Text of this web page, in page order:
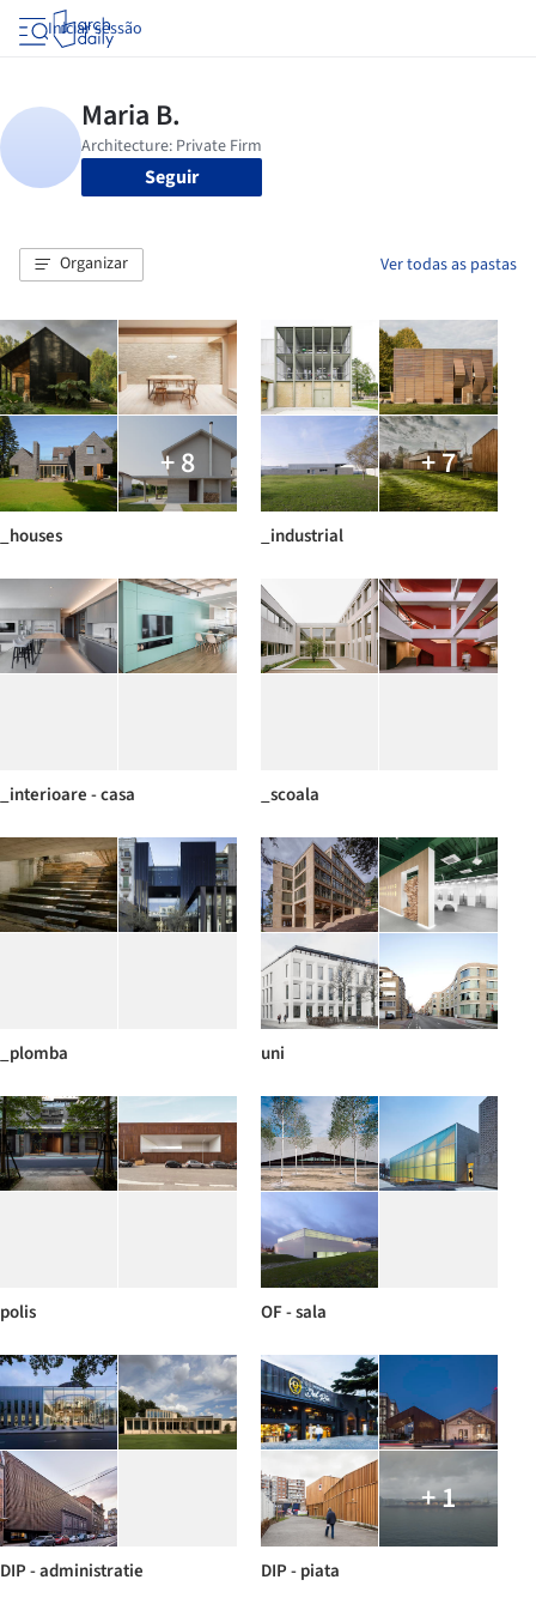
Iniciar sessão
Seguir
Organizar Ver todas as pastas
+ 8
_houses
+ 7
_industrial
_interioare - casa _scoala
_plomba uni
polis OF - sala
DIP - administratie
+ 1
DIP - piata